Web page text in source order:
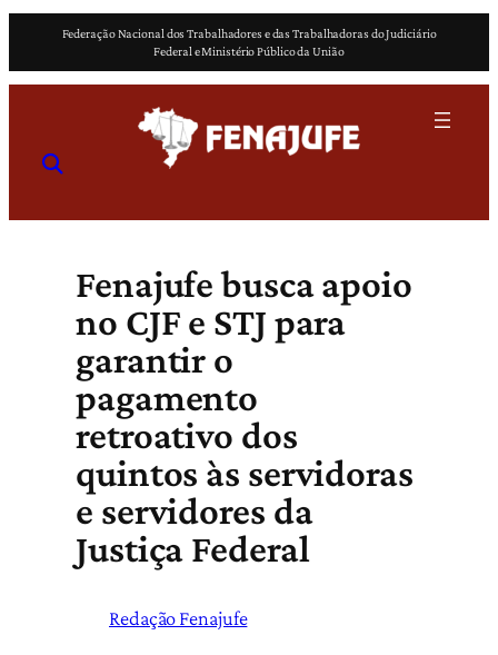
o
Federação Nacional dos Trabalhadores e das Trabalhadoras do Judiciário
Federal e Ministério Público da União
Fenajufe busca apoio
no CJF e STJ para
garantir o
pagamento
retroativo dos
quintos às servidoras
e servidores da
Justiça Federal
Redação Fenajufe